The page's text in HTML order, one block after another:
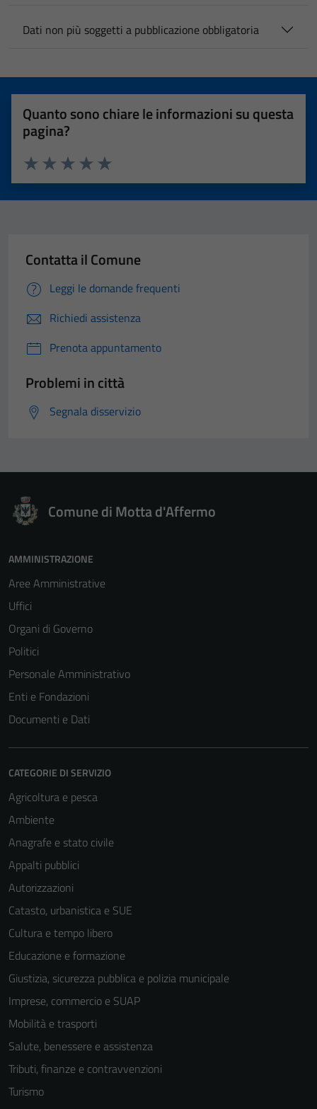
Dati non più soggetti a pubblicazione obbligatoria
Quanto sono chiare le informazioni su questa
pagina?
Valuta 5 stelle su 5
Valuta 4 stelle su 5
Valuta 3 stelle su 5
Valuta 2 stelle su 5
Valuta 1 stelle su 5
Contatta il Comune
Leggi le domande frequenti
Richiedi assistenza
Prenota appuntamento
Problemi in città
Segnala disservizio
Comune di Motta d'Affermo
AMMINISTRAZIONE
Aree Amministrative
Uffici
Organi di Governo
Politici
Personale Amministrativo
Enti e Fondazioni
Documenti e Dati
CATEGORIE DI SERVIZIO
Agricoltura e pesca
Ambiente
Anagrafe e stato civile
Appalti pubblici
Autorizzazioni
Catasto, urbanistica e SUE
Cultura e tempo libero
Educazione e formazione
Giustizia, sicurezza pubblica e polizia municipale
Imprese, commercio e SUAP
Mobilità e trasporti
Salute, benessere e assistenza
Tributi, finanze e contravvenzioni
Turismo
Tecnici
Questi cookie